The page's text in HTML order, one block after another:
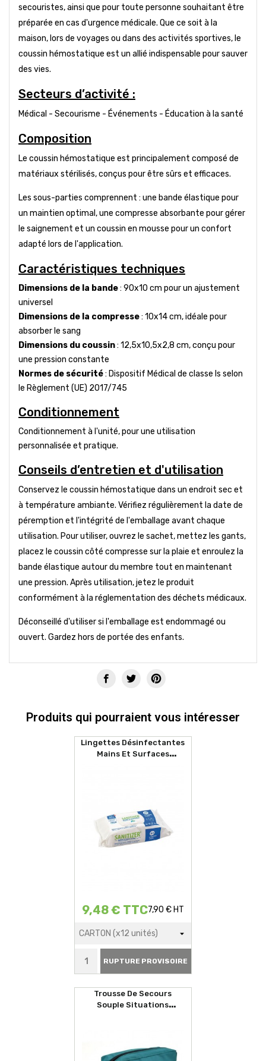
secouristes, ainsi que pour toute personne souhaitant être
préparée en cas d'urgence médicale. Que ce soit à la
maison, lors de voyages ou dans des activités sportives, le
coussin hémostatique est un allié indispensable pour sauver
des vies.
Secteurs d’activité :
Médical - Secourisme - Événements - Éducation à la santé
Composition
Le coussin hémostatique est principalement composé de
matériaux stérilisés, conçus pour être sûrs et efficaces.
Les sous-parties comprennent : une bande élastique pour
un maintien optimal, une compresse absorbante pour gérer
le saignement et un coussin en mousse pour un confort
adapté lors de l'application.
Caractéristiques techniques
Dimensions de la bande: 90x10 cm pour un ajustement
universel
Dimensions de la compresse: 10x14 cm, idéale pour
absorber le sang
Dimensions du coussin: 12,5x10,5x2,8 cm, conçu pour
une pression constante
Normes de sécurité: Dispositif Médical de classe Is selon
le Règlement (UE) 2017/745
Conditionnement
Conditionnement à l'unité, pour une utilisation
personnalisée et pratique.
Conseils d’entretien et d'utilisation
Conservez le coussin hémostatique dans un endroit sec et
à température ambiante. Vérifiez régulièrement la date de
péremption et l'intégrité de l'emballage avant chaque
utilisation. Pour utiliser, ouvrez le sachet, mettez les gants,
placez le coussin côté compresse sur la plaie et enroulez la
bande élastique autour du membre tout en maintenant
une pression. Après utilisation, jetez le produit
conformément à la réglementation des déchets médicaux.
Déconseillé d'utiliser si l'emballage est endommagé ou
ouvert. Gardez hors de portée des enfants.
Produits qui pourraient vous intéresser
Lingettes Désinfectantes
Mains Et Surfaces
9,48 € TTC7,90 € HT
RUPTURE PROVISOIRE
Trousse De Secours
Souple Situations